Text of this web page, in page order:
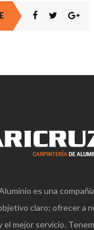
es una
claro: ofrecer a
el mejor servicio.